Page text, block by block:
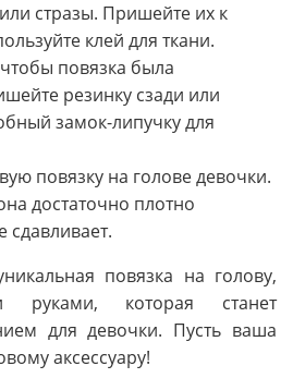
стразы. Пришейте их к
клей для ткани.
повязка была
резинку сзади или
замок-липучку для
повязку на голове девочки.
достаточно плотно
сдавливает.
повязка на голову,
руками, которая станет
для девочки. Пусть ваша
аксессуару!